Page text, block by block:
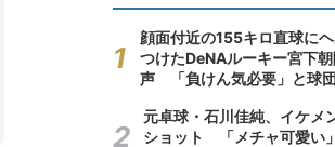
顔面付近の155キロ直球に
つけたDeNAルーキー宮下
声 「負けん気必要」と球
元卓球・石川佳純、イケメ
ショット 「メチャ可愛い